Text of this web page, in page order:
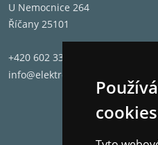
cookies
U Nemocnice 264
Říčany 25101
+420 602 331 662
info@elektronet.cz